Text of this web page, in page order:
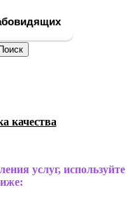
качества
услуг, используйте